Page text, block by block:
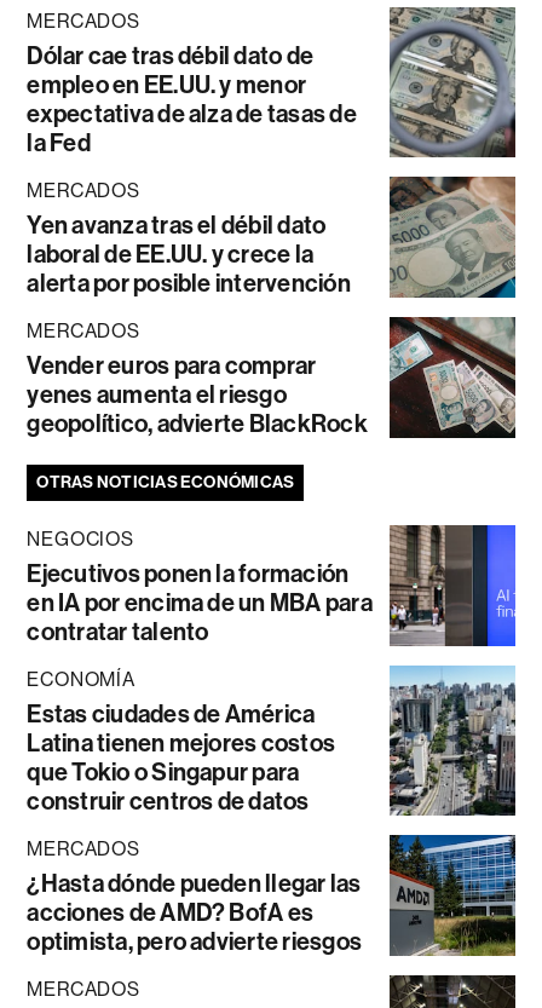
MERCADOS
Dólar cae tras débil dato de
empleo en EE.UU. y menor
expectativa de alza de tasas de
la Fed
MERCADOS
Yen avanza tras el débil dato
laboral de EE.UU. y crece la
alerta por posible intervención
MERCADOS
Vender euros para comprar
yenes aumenta el riesgo
geopolítico, advierte BlackRock
OTRAS NOTICIAS ECONÓMICAS
NEGOCIOS
Ejecutivos ponen la formación
en IA por encima de un MBA para
contratar talento
ECONOMÍA
Estas ciudades de América
Latina tienen mejores costos
que Tokio o Singapur para
construir centros de datos
MERCADOS
¿Hasta dónde pueden llegar las
acciones de AMD? BofA es
optimista, pero advierte riesgos
MERCADOS